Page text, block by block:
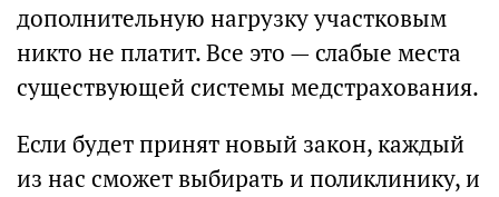
дополнительную нагрузку участковым
никто не платит. Все это — слабые места
существующей системы медстрахования.
Если будет принят новый закон, каждый
из нас сможет выбирать и поликлинику, и